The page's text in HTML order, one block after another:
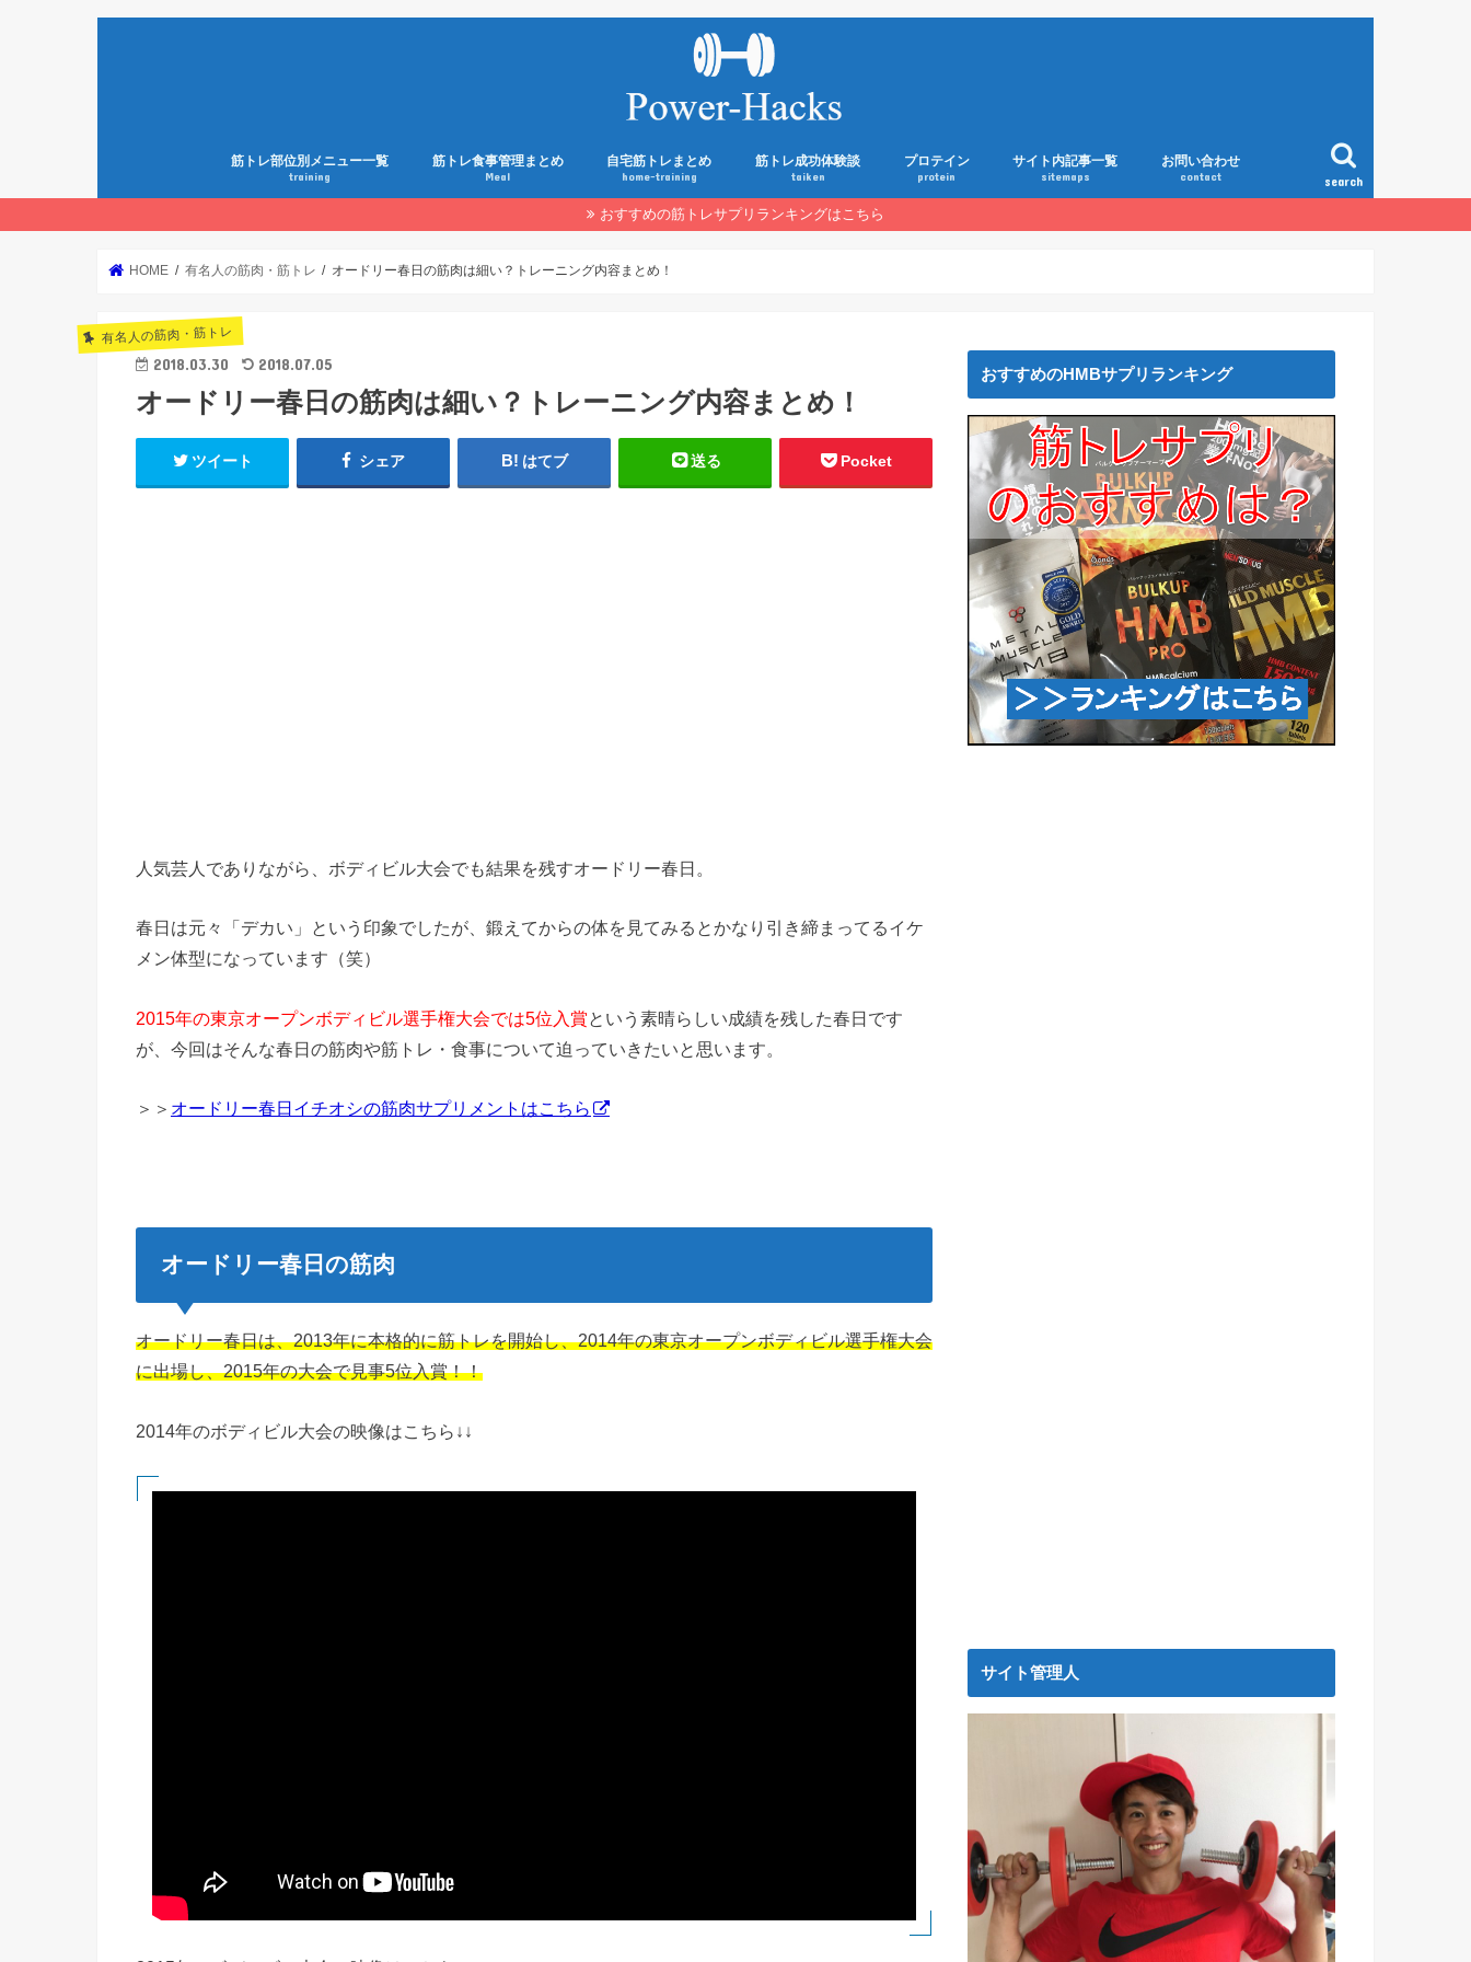
search
筋トレ部位別メニュー一覧
training
筋トレ食事管理まとめ
Meal
自宅筋トレまとめ
home-training
筋トレ成功体験談
taiken
プロテイン
protein
サイト内記事一覧
sitemaps
お問い合わせ
contact
おすすめの筋トレサプリランキングはこちら
HOME 有名人の筋肉・筋トレ オードリー春日の筋肉は細い？トレーニング内容まとめ！
有名人の筋肉・筋トレ
2018.03.30 2018.07.05
オードリー春日の筋肉は細い？トレーニング内容まとめ！
ツイート シェア はてブ 送る Pocket
人気芸人でありながら、ボディビル大会でも結果を残すオードリー春日。
春日は元々「デカい」という印象でしたが、鍛えてからの体を見てみるとかなり引き締まってるイケ
メン体型になっています（笑）
2015年の東京オープンボディビル選手権大会では5位入賞という素晴らしい成績を残した春日です
が、今回はそんな春日の筋肉や筋トレ・食事について迫っていきたいと思います。
＞＞ オードリー春日イチオシの筋肉サプリメントはこちら
オードリー春日の筋肉
オードリー春日は、2013年に本格的に筋トレを開始し、2014年の東京オープンボディビル選手権大会
に出場し、2015年の大会で見事5位入賞！！
2014年のボディビル大会の映像はこちら↓↓
おすすめのHMBサプリランキング
サイト管理人